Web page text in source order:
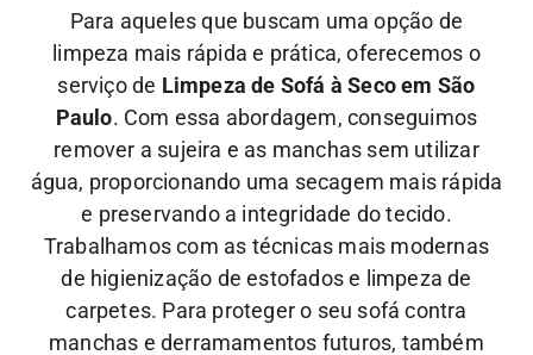
Para aqueles que buscam uma opção de
limpeza mais rápida e prática, oferecemos o
serviço de Limpeza de Sofá à Seco em São
Paulo. Com essa abordagem, conseguimos
remover a sujeira e as manchas sem utilizar
água, proporcionando uma secagem mais rápida
e preservando a integridade do tecido.
Trabalhamos com as técnicas mais modernas
de higienização de estofados e limpeza de
carpetes. Para proteger o seu sofá contra
manchas e derramamentos futuros, também